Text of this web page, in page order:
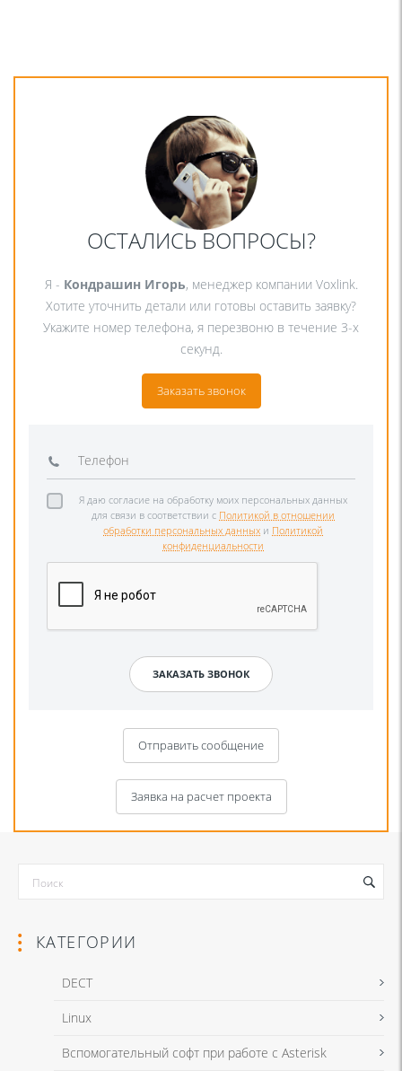
ОСТАЛИСЬ ВОПРОСЫ?
Я - Кондрашин Игорь, менеджер компании Voxlink.
Хотите уточнить детали или готовы оставить заявку?
Укажите номер телефона, я перезвоню в течение 3-х
секунд.
Заказать звонок
Я даю согласие на обработку моих персональных данных
для связи в соответствии с Политикой в отношении
обработки персональных данных и Политикой
конфиденциальности
Отправить сообщение
Я даю согласие на обработку моих персональных данных для связи
в соответствии с Политикой в отношении обработки персональных
Заявка на расчет проекта
КАТЕГОРИИ
DECT
Linux
Вспомогательный софт при работе с Asterisk